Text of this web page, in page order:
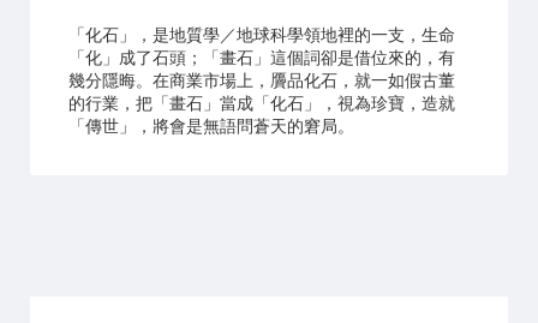
「化石」，是地質學／地球科學領地裡的一支，生命
「化」成了石頭；「畫石」這個詞卻是借位來的，有
幾分隱晦。在商業市場上，贗品化石，就一如假古董
的行業，把「畫石」當成「化石」，視為珍寶，造就
「傳世」，將會是無語問蒼天的窘局。